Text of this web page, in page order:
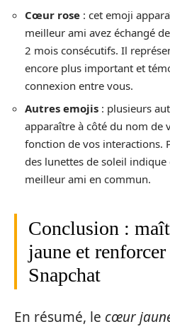
Cœur rose : cet emoji
meilleur ami avez échangé
2 mois consécutifs. Il
encore plus important et
connexion entre vous.
Autres emojis : plusieurs
apparaître à côté du nom de
fonction de vos interactions.
des lunettes de soleil
meilleur ami en commun.
Conclusion :
jaune et
Snapchat
En résumé, le cœur